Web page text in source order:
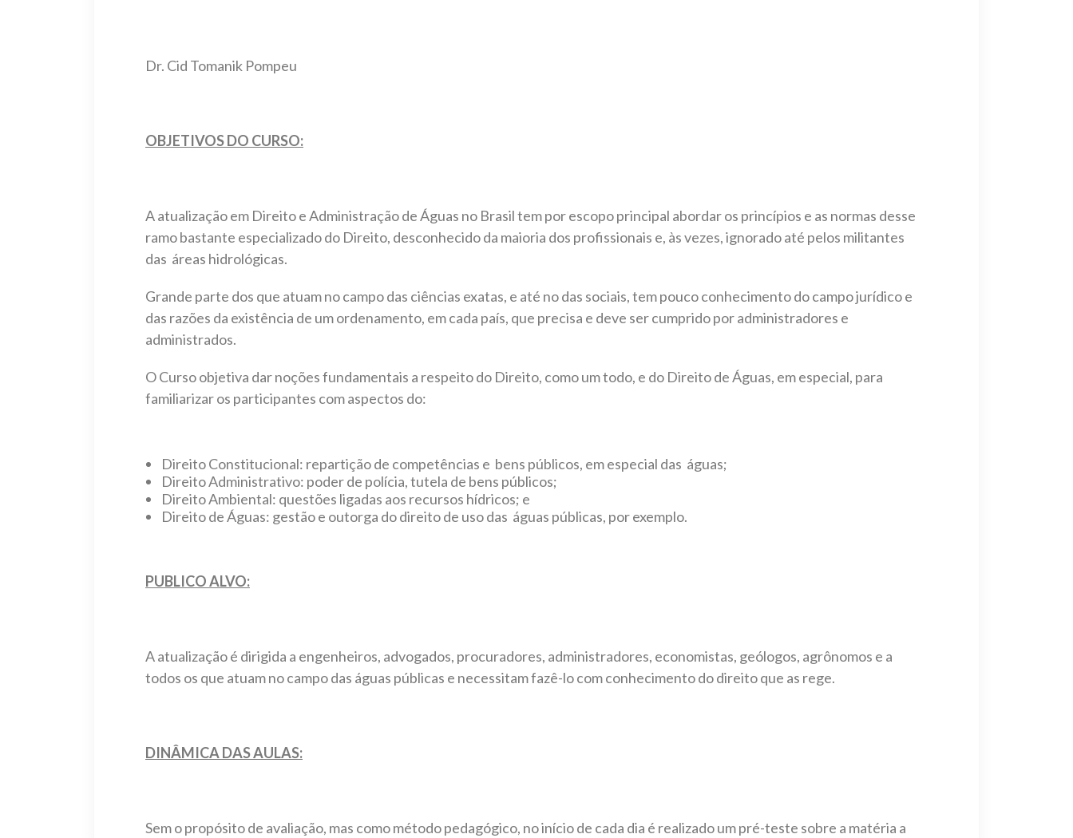
Dr. Cid Tomanik Pompeu
OBJETIVOS DO CURSO:
A atualização em Direito e Administração de Águas no Brasil tem por escopo principal abordar os princípios e as normas desse
ramo bastante especializado do Direito, desconhecido da maioria dos profissionais e, às vezes, ignorado até pelos militantes
das áreas hidrológicas.
Grande parte dos que atuam no campo das ciências exatas, e até no das sociais, tem pouco conhecimento do campo jurídico e
das razões da existência de um ordenamento, em cada país, que precisa e deve ser cumprido por administradores e
administrados.
O Curso objetiva dar noções fundamentais a respeito do Direito, como um todo, e do Direito de Águas, em especial, para
familiarizar os participantes com aspectos do:
Direito Constitucional: repartição de competências e bens públicos, em especial das águas;
Direito Administrativo: poder de polícia, tutela de bens públicos;
Direito Ambiental: questões ligadas aos recursos hídricos; e
Direito de Águas: gestão e outorga do direito de uso das águas públicas, por exemplo.
PUBLICO ALVO:
A atualização é dirigida a engenheiros, advogados, procuradores, administradores, economistas, geólogos, agrônomos e a
todos os que atuam no campo das águas públicas e necessitam fazê-lo com conhecimento do direito que as rege.
DINÂMICA DAS AULAS:
Sem o propósito de avaliação, mas como método pedagógico, no início de cada dia é realizado um pré-teste sobre a matéria a